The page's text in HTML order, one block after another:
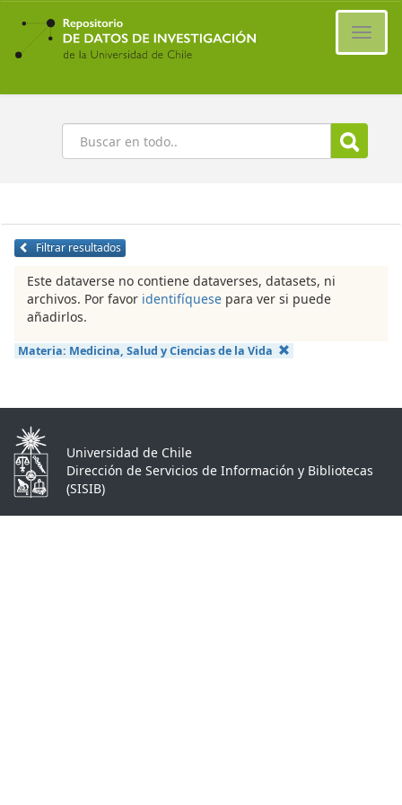
Ir
contenido
principal
Buscar
Filtrar resultados
Este dataverse no contiene dataverses, datasets, ni
archivos. Por favor identifíquese para ver si puede
añadirlos.
Materia: Medicina, Salud y Ciencias de la Vida
Universidad de Chile
Dirección de Servicios de Información y Bibliotecas
(SISIB)